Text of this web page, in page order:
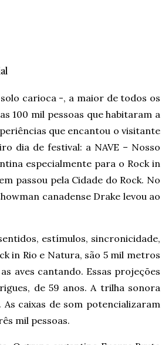
solo carioca -, a maior de todos os
100 mil pessoas que habitaram a
que encantou o visitante
dia de festival: a NAVE – Nosso
especialmente para o Rock in
passou pela Cidade do Rock. No
canadense Drake levou ao
estímulos, sincronicidade,
in Rio e Natura, são 5 mil metros
aves cantando. Essas projeções
de 59 anos. A trilha sonora
caixas de som potencializaram
mil pessoas.